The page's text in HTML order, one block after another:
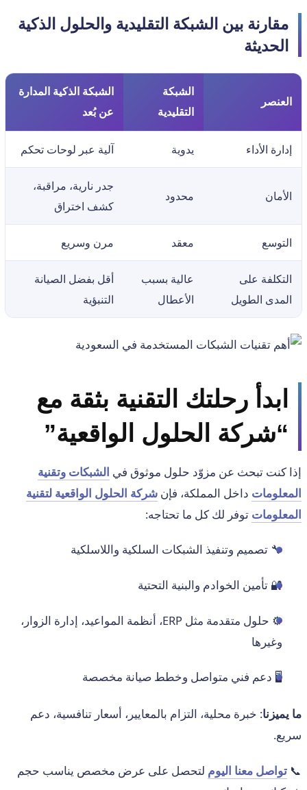
مقارنة بين الشبكة التقليدية والحلول الذكية
الحديثة
العنصر
الشبكة
التقليدية
الشبكة الذكية المدارة
عن بُعد
إدارة الأداء يدوية آلية عبر لوحات تحكم
الأمان محدود
جدر نارية، مراقبة،
كشف اختراق
التوسع معقد مرن وسريع
التكلفة على
المدى الطويل
عالية بسبب
الأعطال
أقل بفضل الصيانة
التنبؤية
ابدأ رحلتك التقنية بثقة مع
“شركة الحلول الواقعية”
إذا كنت تبحث عن مزوّد حلول موثوق في الشبكات وتقنية
المعلومات داخل المملكة، فإن شركة الحلول الواقعية لتقنية
المعلومات توفر لك كل ما تحتاجه:
🔧 تصميم وتنفيذ الشبكات السلكية واللاسلكية
🔐 تأمين الخوادم والبنية التحتية
⚙️ حلول متقدمة مثل ERP، أنظمة المواعيد، إدارة الزوار،
وغيرها
🖥️ دعم فني متواصل وخطط صيانة مخصصة
ما يميزنا: خبرة محلية، التزام بالمعايير، أسعار تنافسية، دعم
سريع.
📞 تواصل معنا اليوم لتحصل على عرض مخصص يناسب حجم